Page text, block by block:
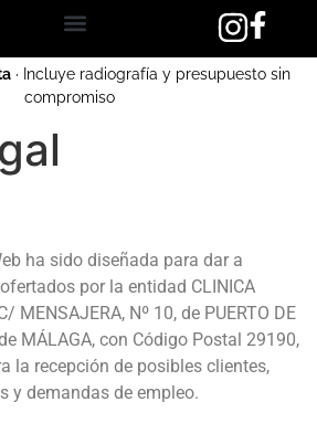
· Incluye radiografía y presupuesto sin
compromiso
ha sido diseñada para dar a
por la entidad CLINICA
MENSAJERA, Nº 10, de PUERTO DE
MÁLAGA, con Código Postal 29190,
la recepción de posibles clientes,
y demandas de empleo.